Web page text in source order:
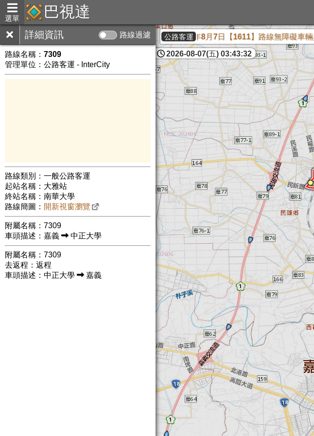
選單 巴視達
詳細資訊 路線過濾
路線名稱： 7309
管理單位：公路客運 - InterCity
路線類別：一般公路客運
起站名稱：大雅站
終站名稱：南華大學
路線簡圖： 開新視窗瀏覽
附屬名稱：7309
車頭描述：嘉義
中正大學
附屬名稱：7309
去返程：返程
車頭描述：中正大學
嘉義
公路客運
【統聯客運】115年8月7日【1611】路線無障礙車輛異動
2026-08-07(五) 03:43:33